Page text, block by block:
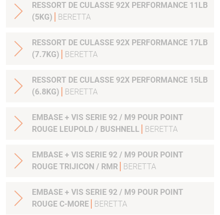
RESSORT DE CULASSE 92X PERFORMANCE 11LB
(5KG)
BERETTA
RESSORT DE CULASSE 92X PERFORMANCE 17LB
(7.7KG)
BERETTA
RESSORT DE CULASSE 92X PERFORMANCE 15LB
(6.8KG)
BERETTA
EMBASE + VIS SERIE 92 / M9 POUR POINT
ROUGE LEUPOLD / BUSHNELL
BERETTA
EMBASE + VIS SERIE 92 / M9 POUR POINT
ROUGE TRIJICON / RMR
BERETTA
EMBASE + VIS SERIE 92 / M9 POUR POINT
ROUGE C-MORE
BERETTA